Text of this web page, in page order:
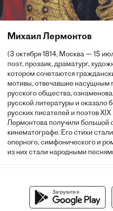
Михаил Лермонтов
(3 октября 1814, Москва — 15
поэт, прозаик, драматург,
котором сочетаются
мотивы, отвечавшие насущным
русского общества,
русской литературы и оказало
русских писателей и поэтов
Лермонтова получили большой
кинематографе. Его стихи
оперного, симфонического и
из них стали народными